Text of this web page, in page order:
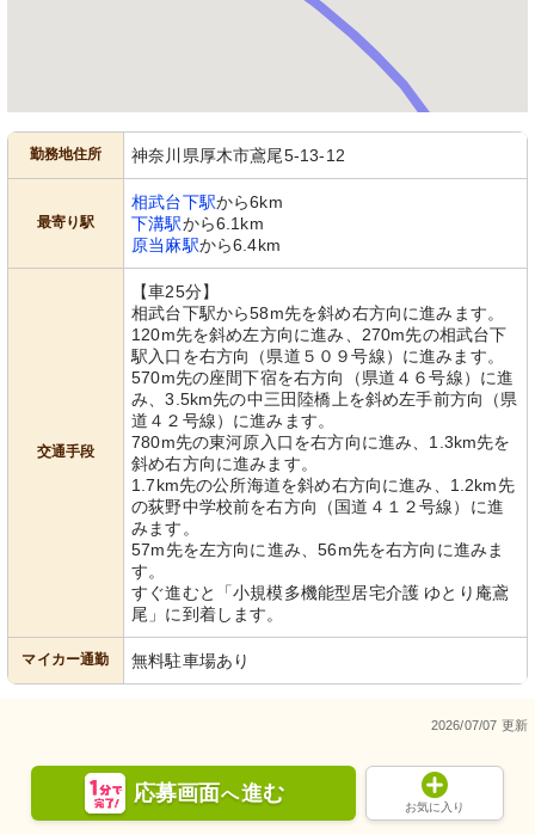
勤務地住所 神奈川県厚木市鳶尾5-13-12
最寄り駅
相武台下駅から6km
下溝駅から6.1km
原当麻駅から6.4km
交通手段
【車25分】
相武台下駅から58m先を斜め右方向に進みます。
120m先を斜め左方向に進み、270m先の相武台下
駅入口を右方向（県道５０９号線）に進みます。
570m先の座間下宿を右方向（県道４６号線）に進
み、3.5km先の中三田陸橋上を斜め左手前方向（県
道４２号線）に進みます。
780m先の東河原入口を右方向に進み、1.3km先を
斜め右方向に進みます。
1.7km先の公所海道を斜め右方向に進み、1.2km先
の荻野中学校前を右方向（国道４１２号線）に進
みます。
57m先を左方向に進み、56m先を右方向に進みま
す。
すぐ進むと「小規模多機能型居宅介護 ゆとり庵鳶
尾」に到着します。
マイカー通勤 無料駐車場あり
2026/07/07 更新
応募画面へ進む
お気に入り